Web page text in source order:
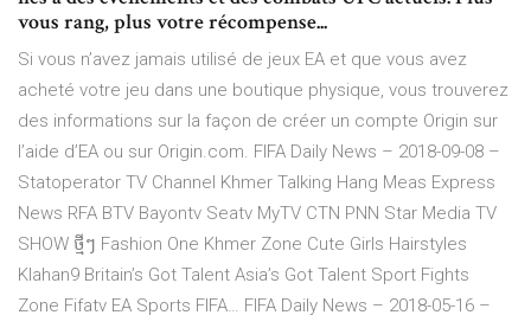
vous rang, plus votre récompense...
Si vous n’avez jamais utilisé de jeux EA et que vous avez
acheté votre jeu dans une boutique physique, vous trouverez
des informations sur la façon de créer un compte Origin sur
l’aide d’EA ou sur Origin.com. FIFA Daily News – 2018-09-08 –
Statoperator TV Channel Khmer Talking Hang Meas Express
News RFA BTV Bayontv Seatv MyTV CTN PNN Star Media TV
SHOW ថ្មីៗ Fashion One Khmer Zone Cute Girls Hairstyles
Klahan9 Britain’s Got Talent Asia’s Got Talent Sport Fights
Zone Fifatv EA Sports FIFA… FIFA Daily News – 2018-05-16 –